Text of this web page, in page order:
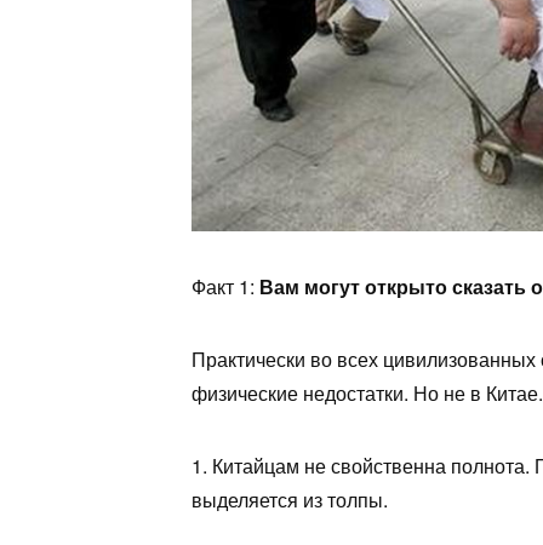
Факт 1: Вам могут открыто
Практически во всех
физические недостатки. Но не в
1. Китайцам не свойственна
выделяется из толпы.